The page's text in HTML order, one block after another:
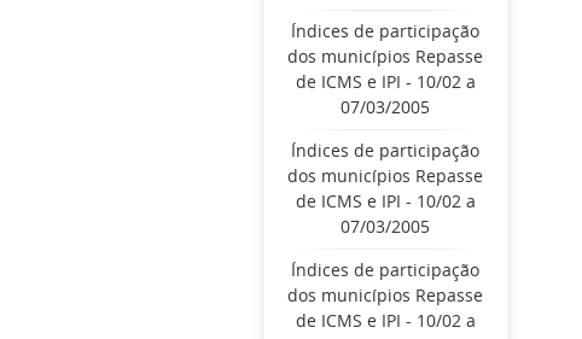
Índices de participação
dos municípios Repasse
de ICMS e IPI - 10/02 a
07/03/2005
Índices de participação
dos municípios Repasse
de ICMS e IPI - 10/02 a
07/03/2005
Índices de participação
dos municípios Repasse
de ICMS e IPI - 10/02 a